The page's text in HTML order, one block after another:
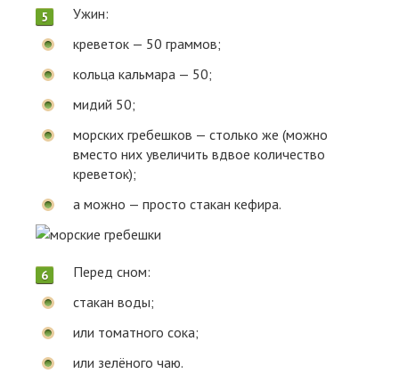
Ужин:
креветок — 50 граммов;
кольца кальмара — 50;
мидий 50;
морских гребешков — столько же (можно
вместо них увеличить вдвое количество
креветок);
а можно — просто стакан кефира.
Перед сном:
стакан воды;
или томатного сока;
или зелёного чаю.